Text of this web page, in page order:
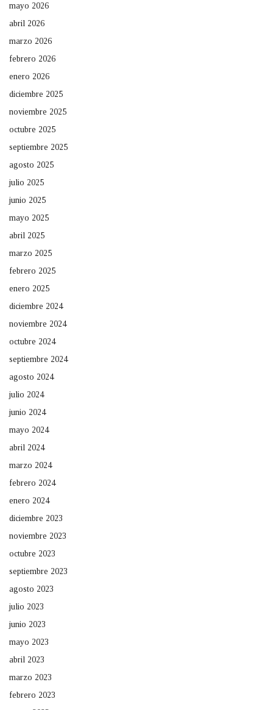
mayo 2026
abril 2026
marzo 2026
febrero 2026
enero 2026
diciembre 2025
noviembre 2025
octubre 2025
septiembre 2025
agosto 2025
julio 2025
junio 2025
mayo 2025
abril 2025
marzo 2025
febrero 2025
enero 2025
diciembre 2024
noviembre 2024
octubre 2024
septiembre 2024
agosto 2024
julio 2024
junio 2024
mayo 2024
abril 2024
marzo 2024
febrero 2024
enero 2024
diciembre 2023
noviembre 2023
octubre 2023
septiembre 2023
agosto 2023
julio 2023
junio 2023
mayo 2023
abril 2023
marzo 2023
febrero 2023